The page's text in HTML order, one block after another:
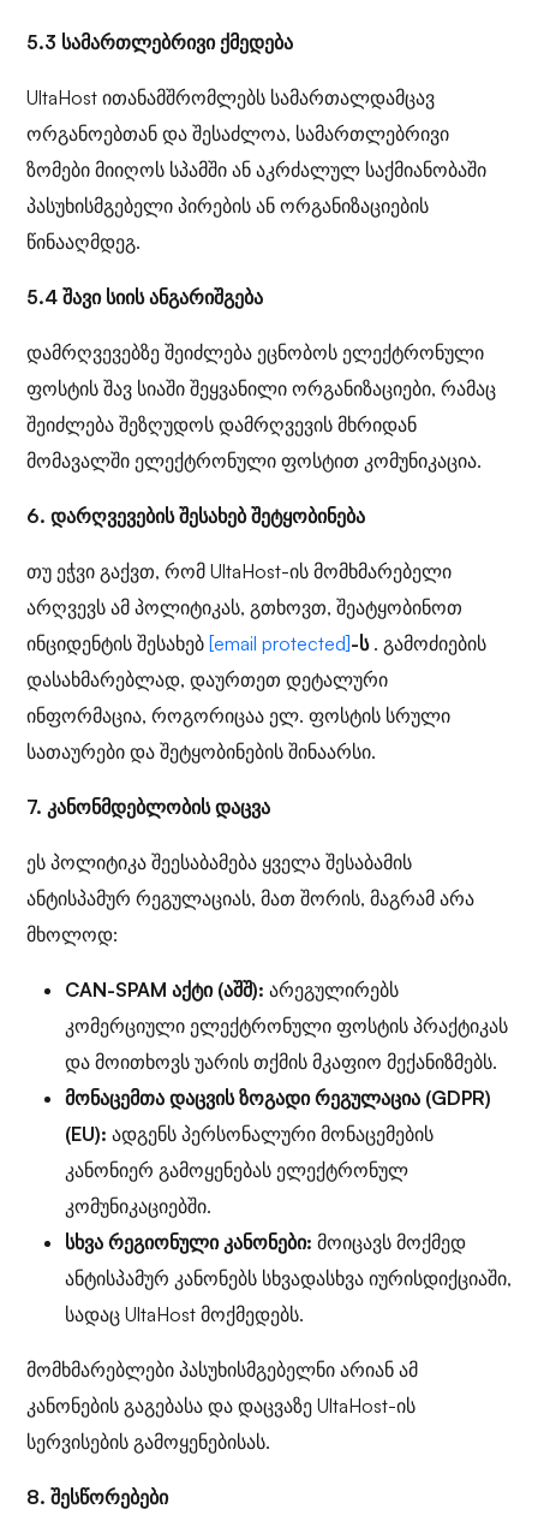
5.3 სამართლებრივი ქმედება
UltaHost ითანამშრომლებს სამართალდამცავ
ორგანოებთან და შესაძლოა, სამართლებრივი
ზომები მიიღოს სპამში ან აკრძალულ საქმიანობაში
პასუხისმგებელი პირების ან ორგანიზაციების
წინააღმდეგ.
5.4 შავი სიის ანგარიშგება
დამრღვევებზე შეიძლება ეცნობოს ელექტრონული
ფოსტის შავ სიაში შეყვანილი ორგანიზაციები, რამაც
შეიძლება შეზღუდოს დამრღვევის მხრიდან
მომავალში ელექტრონული ფოსტით კომუნიკაცია.
6. დარღვევების შესახებ შეტყობინება
თუ ეჭვი გაქვთ, რომ UltaHost-ის მომხმარებელი
არღვევს ამ პოლიტიკას, გთხოვთ, შეატყობინოთ
ინციდენტის შესახებ [email protected]-ს. გამოძიების
დასახმარებლად, დაურთეთ დეტალური
ინფორმაცია, როგორიცაა ელ. ფოსტის სრული
სათაურები და შეტყობინების შინაარსი.
7. კანონმდებლობის დაცვა
ეს პოლიტიკა შეესაბამება ყველა შესაბამის
ანტისპამურ რეგულაციას, მათ შორის, მაგრამ არა
მხოლოდ:
CAN-SPAM აქტი (აშშ): არეგულირებს
კომერციული ელექტრონული ფოსტის პრაქტიკას
და მოითხოვს უარის თქმის მკაფიო მექანიზმებს.
მონაცემთა დაცვის ზოგადი რეგულაცია (GDPR)
(EU): ადგენს პერსონალური მონაცემების
კანონიერ გამოყენებას ელექტრონულ
კომუნიკაციებში.
სხვა რეგიონული კანონები: მოიცავს მოქმედ
ანტისპამურ კანონებს სხვადასხვა იურისდიქციაში,
სადაც UltaHost მოქმედებს.
მომხმარებლები პასუხისმგებელნი არიან ამ
კანონების გაგებასა და დაცვაზე UltaHost-ის
სერვისების გამოყენებისას.
8. შესწორებები